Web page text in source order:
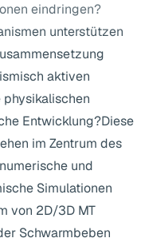
eindringen?
unterstützen
aktiven
physikalischen
Entwicklung?Diese
im Zentrum des
und
Simulationen
von 2D/3D MT
Schwarmbeben